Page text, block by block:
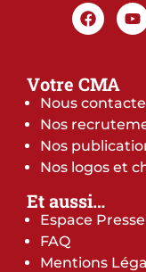
Votre CMA
Nous
Nos
Nos
Nos logos et
Et aussi…
Espace Presse
FAQ
Mentions